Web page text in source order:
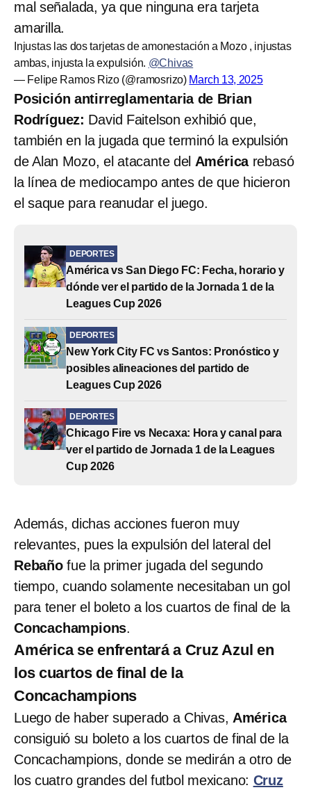
mal señalada, ya que ninguna era tarjeta
amarilla.
Injustas las dos tarjetas de amonestación a Mozo , injustas
ambas, injusta la expulsión. @Chivas
— Felipe Ramos Rizo (@ramosrizo) March 13, 2025
Posición antirreglamentaria de Brian
Rodríguez: David Faitelson exhibió que,
también en la jugada que terminó la expulsión
de Alan Mozo, el atacante del Américarebasó
la línea de mediocampo antes de que hicieron
el saque para reanudar el juego.
DEPORTES
América vs San Diego FC: Fecha, horario y
dónde ver el partido de la Jornada 1 de la
Leagues Cup 2026
DEPORTES
New York City FC vs Santos: Pronóstico y
posibles alineaciones del partido de
Leagues Cup 2026
DEPORTES
Chicago Fire vs Necaxa: Hora y canal para
ver el partido de Jornada 1 de la Leagues
Cup 2026
Además, dichas acciones fueron muy
relevantes, pues la expulsión del lateral del
Rebañofue la primer jugada del segundo
tiempo, cuando solamente necesitaban un gol
para tener el boleto a los cuartos de final de la
Concachampions.
América se enfrentará a Cruz Azul en
los cuartos de final de la
Concachampions
Luego de haber superado a Chivas, América
consiguió su boleto a los cuartos de final de la
Concachampions, donde se medirán a otro de
los cuatro grandes del futbol mexicano: Cruz